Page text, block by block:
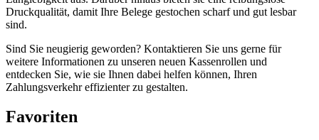
Druckqualität, damit Ihre Belege gestochen scharf und gut lesbar
sind.
Sind Sie neugierig geworden? Kontaktieren Sie uns gerne für
weitere Informationen zu unseren neuen Kassenrollen und
entdecken Sie, wie sie Ihnen dabei helfen können, Ihren
Zahlungsverkehr effizienter zu gestalten.
Favoriten